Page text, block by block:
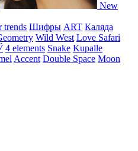
New
trends Шифры ART Каляда
Wild West Love Safari
4 elements Snake Kupalle
Accent Double Space Moon